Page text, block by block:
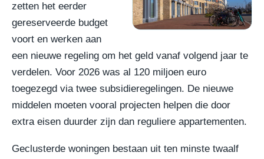
zetten het eerder
gereserveerde budget
voort en werken aan
een nieuwe regeling om het geld vanaf volgend jaar te
verdelen. Voor 2026 was al 120 miljoen euro
toegezegd via twee subsidieregelingen. De nieuwe
middelen moeten vooral projecten helpen die door
extra eisen duurder zijn dan reguliere appartementen.
Geclusterde woningen bestaan uit ten minste twaalf